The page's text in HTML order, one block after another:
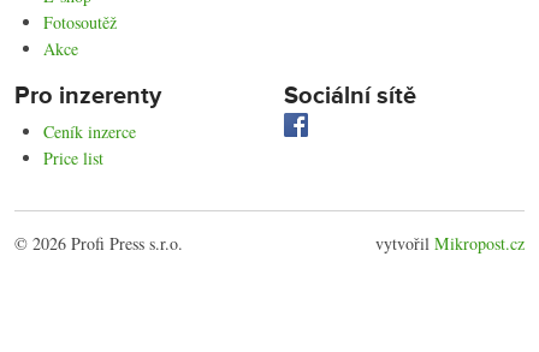
Fotosoutěž
Akce
Pro inzerenty
Ceník inzerce
Price list
Sociální sítě
© 2026 Profi Press s.r.o. vytvořil Mikropost.cz